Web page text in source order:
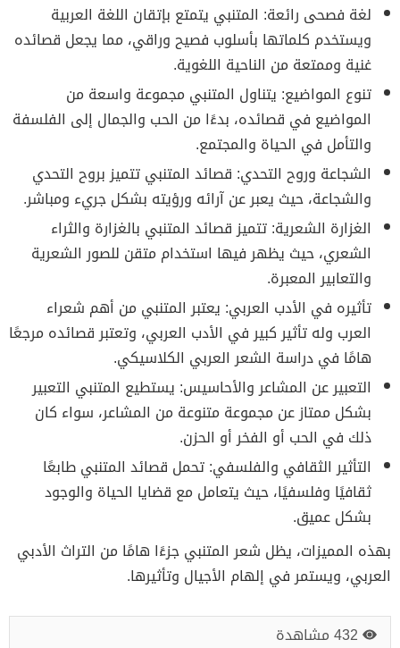
لغة فصحى رائعة: المتنبي يتمتع بإتقان اللغة العربية
ويستخدم كلماتها بأسلوب فصيح وراقي، مما يجعل قصائده
غنية وممتعة من الناحية اللغوية.
تنوع المواضيع: يتناول المتنبي مجموعة واسعة من
المواضيع في قصائده، بدءًا من الحب والجمال إلى الفلسفة
والتأمل في الحياة والمجتمع.
الشجاعة وروح التحدي: قصائد المتنبي تتميز بروح التحدي
والشجاعة، حيث يعبر عن آرائه ورؤيته بشكل جريء ومباشر.
الغزارة الشعرية: تتميز قصائد المتنبي بالغزارة والثراء
الشعري، حيث يظهر فيها استخدام متقن للصور الشعرية
والتعابير المعبرة.
تأثيره في الأدب العربي: يعتبر المتنبي من أهم شعراء
العرب وله تأثير كبير في الأدب العربي، وتعتبر قصائده مرجعًا
هامًا في دراسة الشعر العربي الكلاسيكي.
التعبير عن المشاعر والأحاسيس: يستطيع المتنبي التعبير
بشكل ممتاز عن مجموعة متنوعة من المشاعر، سواء كان
ذلك في الحب أو الفخر أو الحزن.
التأثير الثقافي والفلسفي: تحمل قصائد المتنبي طابعًا
ثقافيًا وفلسفيًا، حيث يتعامل مع قضايا الحياة والوجود
بشكل عميق.
بهذه المميزات، يظل شعر المتنبي جزءًا هامًا من التراث الأدبي
العربي، ويستمر في إلهام الأجيال وتأثيرها.
432 مشاهدة